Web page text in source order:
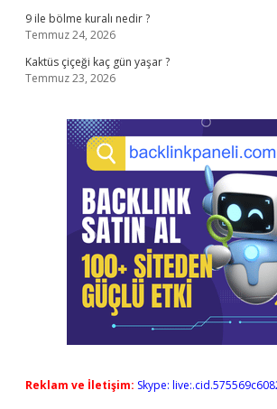
9 ile bölme kuralı nedir ?
Temmuz 24, 2026
Kaktüs çiçeği kaç gün yaşar ?
Temmuz 23, 2026
Reklam ve İletişim: Skype: